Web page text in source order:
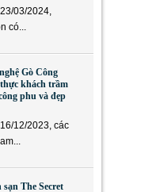
03/2024,
có...
Gò Công
khách trầm
phu và đẹp
12/2023, các
sạn The Secret